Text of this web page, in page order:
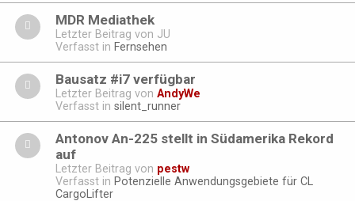
MDR Mediathek
Letzter Beitrag von JU
Verfasst in Fernsehen
Bausatz #i7 verfügbar
Letzter Beitrag von AndyWe
Verfasst in silent_runner
Antonov An-225 stellt in Südamerika Rekord
auf
Letzter Beitrag von pestw
Verfasst in Potenzielle Anwendungsgebiete für CL
CargoLifter